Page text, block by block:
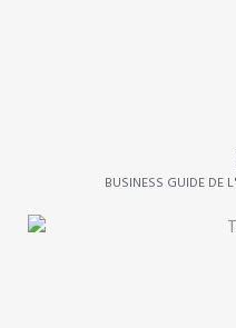
BUSINESS GUIDE DE